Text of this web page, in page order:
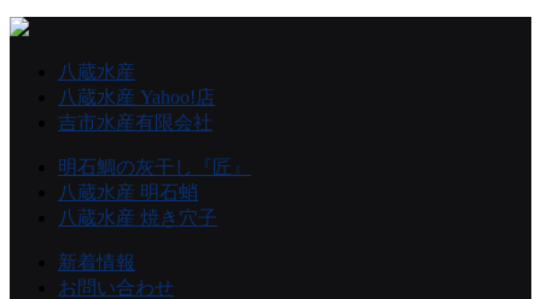
八蔵水産
八蔵水産 Yahoo!店
吉市水産有限会社
明石鯛の灰干し『匠』
八蔵水産 明石蛸
八蔵水産 焼き穴子
新着情報
お問い合わせ